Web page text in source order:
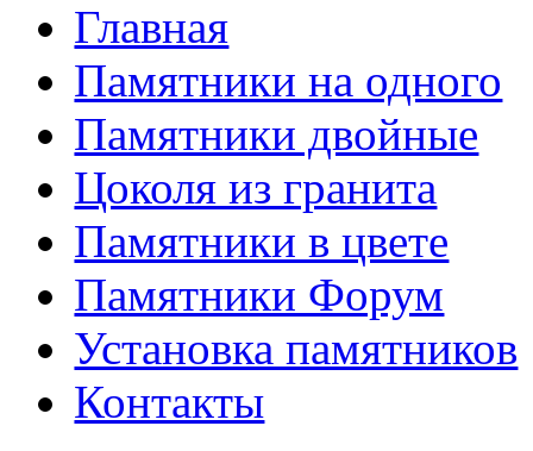
Главная
Памятники на одного
Памятники двойные
Цоколя из гранита
Памятники в цвете
Памятники Форум
Установка памятников
Контакты